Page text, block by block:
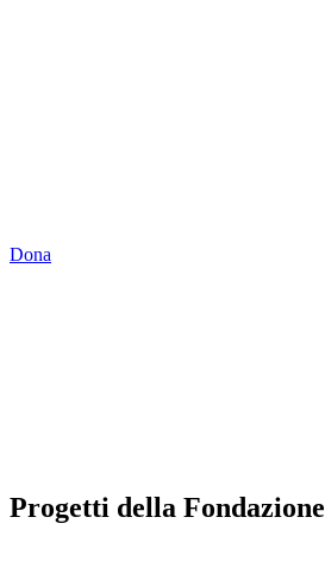
Dona
Progetti della Fondazione